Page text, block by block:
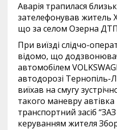
Аварія трапилася
зателефонував житель
що за селом Озерна
При виїзді слідчо-
відомо, що
автомобілем
автодорозі Тернопіль-
виїхав на смугу
такого маневру автівка
транспортний засіб
керуванням жителя